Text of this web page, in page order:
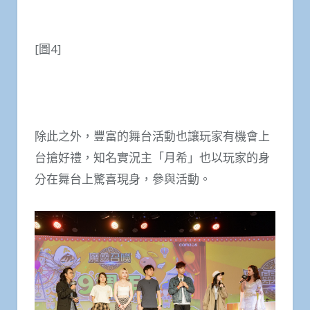
[圖4]
除此之外，豐富的舞台活動也讓玩家有機會上
台搶好禮，知名實況主「月希」也以玩家的身
分在舞台上驚喜現身，參與活動。